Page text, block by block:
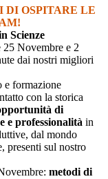
DI OSPITARE LE
Scienze
Novembre e 2
dai nostri migliori
e formazione
con la storica
di
e professionalità in
dal mondo
presenti sul nostro
metodi di